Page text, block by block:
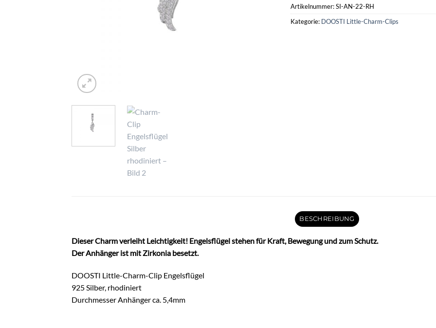
Artikelnummer:SI-AN-22-RH
Kategorie: DOOSTI Little-Charm-Clips
BESCHREIBUNG
Dieser Charm verleiht Leichtigkeit! Engelsflügel stehen für Kraft, Bewegung und zum Schutz.
Der Anhänger ist mit Zirkonia besetzt.
DOOSTI Little-Charm-Clip Engelsflügel
925 Silber, rhodiniert
Durchmesser Anhänger ca. 5,4mm